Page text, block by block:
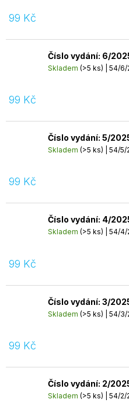
99 Kč
Číslo vydání: 6/
Skladem (>5 ks) | 54/6/
99 Kč
Číslo vydání: 5/
Skladem (>5 ks) | 54/5/
99 Kč
Číslo vydání: 4/
Skladem (>5 ks) | 54/4/
99 Kč
Číslo vydání: 3/
Skladem (>5 ks) | 54/3/
99 Kč
Číslo vydání: 2/
Skladem (>5 ks) | 54/2/